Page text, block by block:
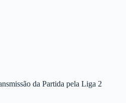
da Partida pela Liga 2